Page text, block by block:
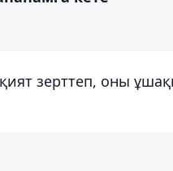
зерттеп, оны